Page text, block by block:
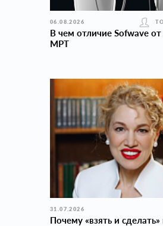
06.08.2026
В чем отличие Sofwave
MPT
31.07.2026
Почему «взять и сделать»